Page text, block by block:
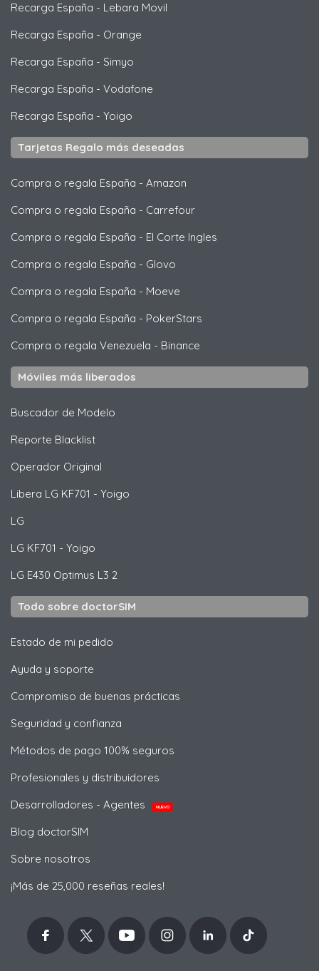
Recarga España - Lebara Movil
Recarga España - Orange
Recarga España - Simyo
Recarga España - Vodafone
Recarga España - Yoigo
Tarjetas Regalo más deseadas
Compra o regala España - Amazon
Compra o regala España - Carrefour
Compra o regala España - El Corte Ingles
Compra o regala España - Glovo
Compra o regala España - Moeve
Compra o regala España - PokerStars
Compra o regala Venezuela - Binance
Móviles más liberados
Buscador de Modelo
Reporte Blacklist
Operador Original
Libera LG KF701 - Yoigo
LG
LG KF701 - Yoigo
LG E430 Optimus L3 2
Todo sobre doctorSIM
Estado de mi pedido
Ayuda y soporte
Compromiso de buenas prácticas
Seguridad y confianza
Métodos de pago 100% seguros
Profesionales y distribuidores
Desarrolladores - Agentes
NUEVO
Blog doctorSIM
Sobre nosotros
¡Más de 25,000 reseñas reales!